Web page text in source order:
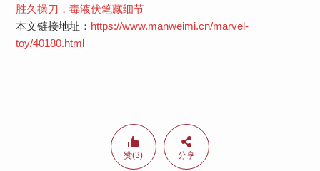
胜久操刀，毒液伏笔藏细节
本文链接地址： https://www.manweimi.cn/marvel-
toy/40180.html
赞(3) 分享